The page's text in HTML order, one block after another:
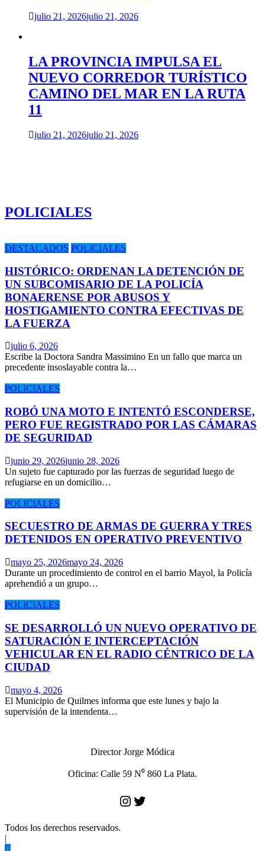
julio 21, 2026julio 21, 2026
LA PROVINCIA IMPULSA EL
NUEVO CORREDOR TURÍSTICO
CAMINO DEL MAR EN LA RUTA
11
julio 21, 2026julio 21, 2026
POLICIALES
DESTACADOS POLICIALES
HISTÓRICO: ORDENAN LA DETENCIÓN DE
UN SUBCOMISARIO DE LA POLICÍA
BONAERENSE POR ABUSOS Y
HOSTIGAMIENTO CONTRA EFECTIVAS DE
LA FUERZA
julio 6, 2026
Escribe la Doctora Sandra Massimino En un fallo que marca un
precedente insoslayable contra la…
POLICIALES
ROBÓ UNA MOTO E INTENTÓ ESCONDERSE,
PERO FUE REGISTRADO POR LAS CÁMARAS
DE SEGURIDAD
junio 29, 2026junio 28, 2026
Un sujeto fue capturado por las fuerzas de seguridad luego de
refugiarse en un domicilio…
POLICIALES
SECUESTRO DE ARMAS DE GUERRA Y TRES
DETENIDOS EN OPERATIVO PREVENTIVO
mayo 25, 2026mayo 24, 2026
Durante un procedimiento de control en el barrio Mayol, la Policía
aprehendió a un grupo…
POLICIALES
SE DESARROLLÓ UN NUEVO OPERATIVO DE
SATURACIÓN E INTERCEPTACIÓN
VEHICULAR EN EL RADIO CÉNTRICO DE LA
CIUDAD
mayo 4, 2026
El Municipio de Quilmes informa que este lunes y bajo la
supervisión de la intendenta…
Director Jorge Módica
Oficina: Calle 59 N⁰ 860 La Plata.
Instagram
Twitter
Todos los derechos reservados.
|